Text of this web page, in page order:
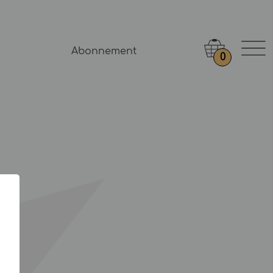
Abonnement
0